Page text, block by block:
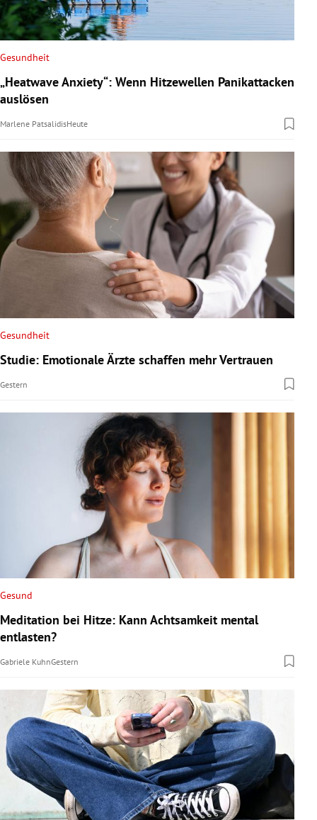
Gesundheit
„Heatwave Anxiety“: Wenn Hitzewellen Panikattacken
auslösen
Marlene PatsalidisHeute
Gesundheit
Studie: Emotionale Ärzte schaffen mehr Vertrauen
Gestern
Gesund
Meditation bei Hitze: Kann Achtsamkeit mental
entlasten?
Gabriele KuhnGestern